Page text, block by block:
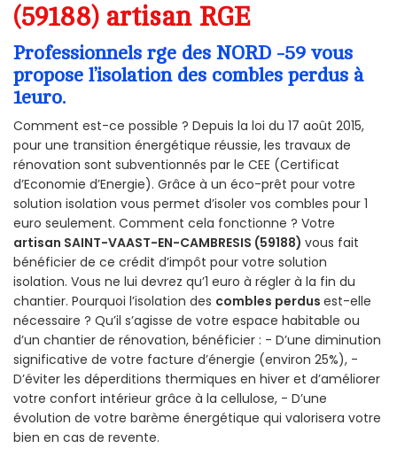
(59188) artisan RGE
Professionnels rge des NORD -59 vous
propose l’isolation des combles perdus à
1euro.
Comment est-ce possible ? Depuis la loi du 17 août 2015,
pour une transition énergétique réussie, les travaux de
rénovation sont subventionnés par le CEE (Certificat
d’Economie d’Energie). Grâce à un éco-prêt pour votre
solution isolation vous permet d’isoler vos combles pour 1
euro seulement. Comment cela fonctionne ? Votre
artisan SAINT-VAAST-EN-CAMBRESIS (59188) vous fait
bénéficier de ce crédit d’impôt pour votre solution
isolation. Vous ne lui devrez qu’1 euro à régler à la fin du
chantier. Pourquoi l’isolation des combles perdus est-elle
nécessaire ? Qu’il s’agisse de votre espace habitable ou
d’un chantier de rénovation, bénéficier : - D’une diminution
significative de votre facture d’énergie (environ 25%), -
D’éviter les déperditions thermiques en hiver et d’améliorer
votre confort intérieur grâce à la cellulose, - D’une
évolution de votre barème énergétique qui valorisera votre
bien en cas de revente.